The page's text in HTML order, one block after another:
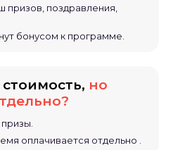
поздравления,
бонусом к программе.
но
оплачивается отдельно .